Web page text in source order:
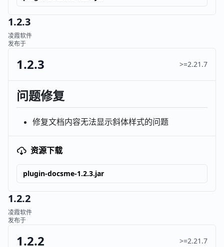
1.2.3
凌霞软件
发布于
1.2.3 >=2.21.7
问题修复
修复文档内容无法显示斜体样式的问题
资源下载
plugin-docsme-1.2.3.jar
1.2.2
凌霞软件
发布于
1.2.2 >=2.21.7